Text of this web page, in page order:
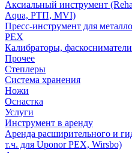
Аксиальный инструмент
Aqua, РТП, MVI)
Пресс-инструмент для
PEX
Калибраторы,
Прочее
Степлеры
Система хранения
Ножи
Оснастка
Услуги
Инструмент в аренду
Аренда расширительного и
т.ч. для Uponor PEX, Wirsbo)